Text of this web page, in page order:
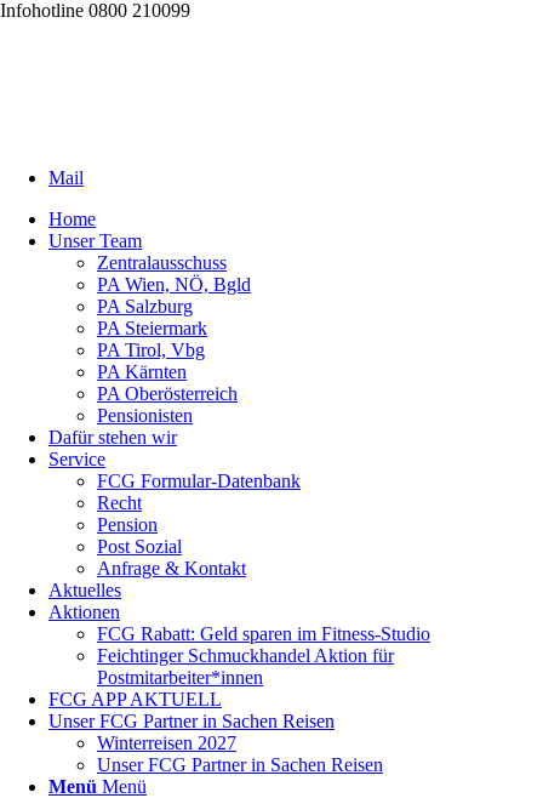
Infohotline 0800 210099
Mail
Home
Unser Team
Zentralausschuss
PA Wien, NÖ, Bgld
PA Salzburg
PA Steiermark
PA Tirol, Vbg
PA Kärnten
PA Oberösterreich
Pensionisten
Dafür stehen wir
Service
FCG Formular-Datenbank
Recht
Pension
Post Sozial
Anfrage & Kontakt
Aktuelles
Aktionen
FCG Rabatt: Geld sparen im Fitness-Studio
Feichtinger Schmuckhandel Aktion für
Postmitarbeiter*innen
FCG APP AKTUELL
Unser FCG Partner in Sachen Reisen
Winterreisen 2027
Unser FCG Partner in Sachen Reisen
Menü Menü